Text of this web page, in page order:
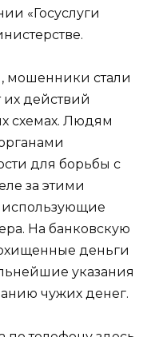
«Госуслуги
мошенники стали
их действий
схемах. Людям
для борьбы с
за этими
На банковскую
деньги
указания
чужих денег.